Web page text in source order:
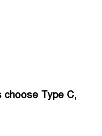
choose Type C,